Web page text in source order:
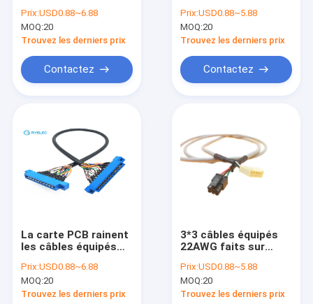
masculins au
connecteur de Molex
disponible
Prix:USD0.88~6.88
MOQ:20
Trouvez les derniers prix
Contactez
remplissage de prise
de transfert des
données de
Prix:USD0.88~5.88
MOQ:20
Trouvez les derniers prix
Contactez
La carte PCB rainent
les câbles équipés
de soudure avec du
plastique/tonnelier/pièces
électriques
Prix:USD0.88~6.88
MOQ:20
Trouvez les derniers prix
3*3 câbles équipés
22AWG faits sur
manière MOLEX
43025-0600 à MOLEX
22-01-3057 femelle
Prix:USD0.88~5.88
MOQ:20
Trouvez les derniers prix